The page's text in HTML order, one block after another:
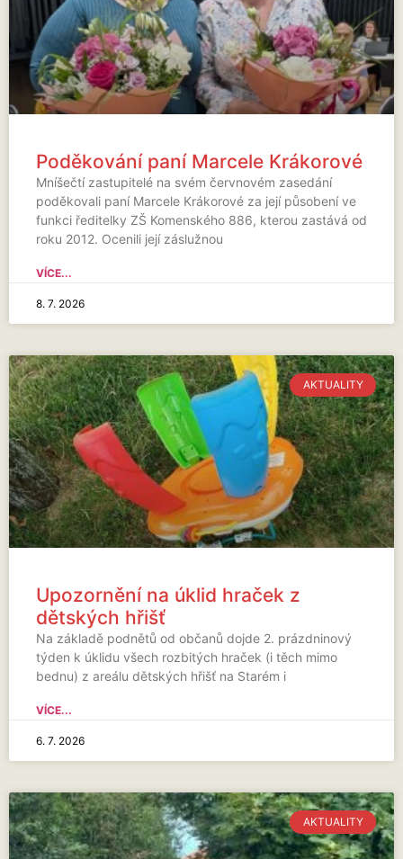
Poděkování paní Marcele Krákorové
Mníšečtí zastupitelé na svém červnovém zasedání
poděkovali paní Marcele Krákorové za její působení ve
funkci ředitelky ZŠ Komenského 886, kterou zastává od
roku 2012. Ocenili její záslužnou
VÍCE...
8. 7. 2026
AKTUALITY
Upozornění na úklid hraček z
dětských hřišť
Na základě podnětů od občanů dojde 2. prázdninový
týden k úklidu všech rozbitých hraček (i těch mimo
bednu) z areálu dětských hřišť na Starém i
VÍCE...
6. 7. 2026
AKTUALITY